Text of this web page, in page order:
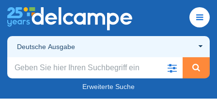
Deutsche Ausgabe
Erweiterte Suche